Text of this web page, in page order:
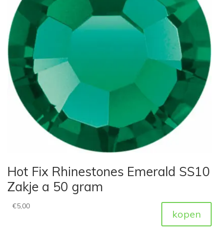
Hot Fix Rhinestones Emerald SS10
Zakje a 50 gram
€5,00
kopen